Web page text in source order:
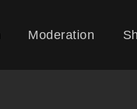
Moderation